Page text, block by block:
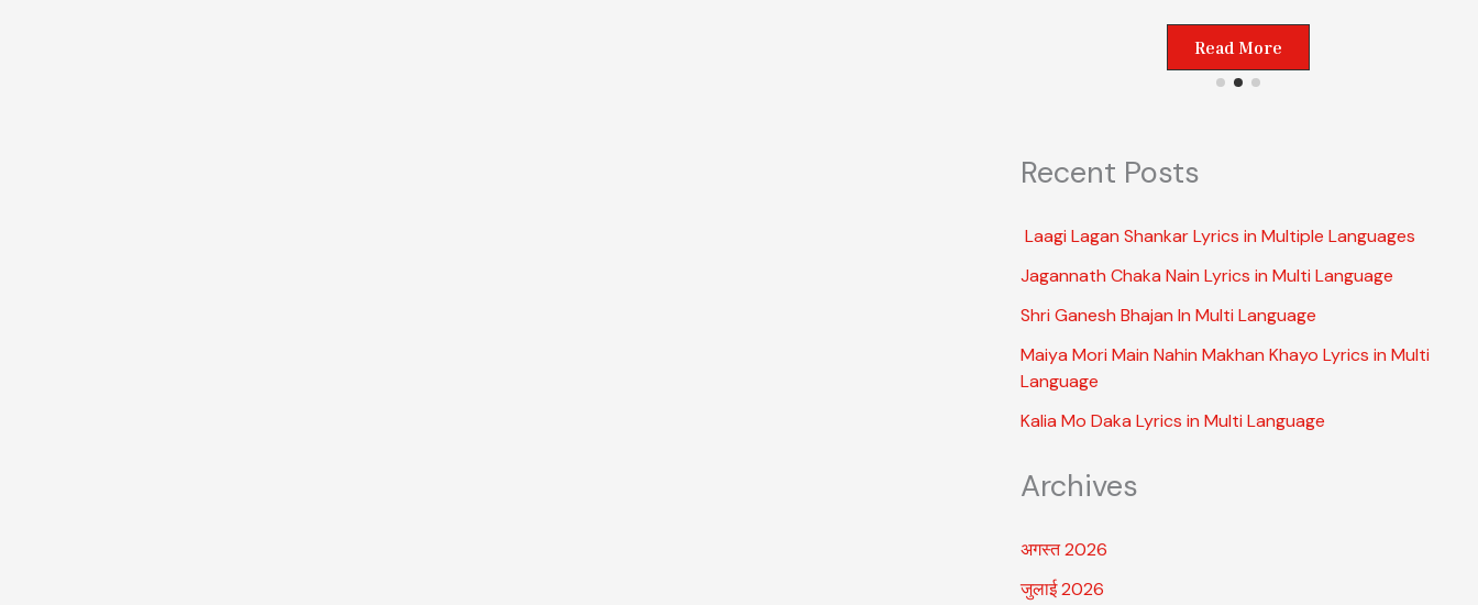
Read More
Recent Posts
Laagi Lagan Shankar Lyrics in Multiple Languages
Jagannath Chaka Nain Lyrics in Multi Language
Shri Ganesh Bhajan In Multi Language
Maiya Mori Main Nahin Makhan Khayo Lyrics in Multi
Language
Kalia Mo Daka Lyrics in Multi Language
Archives
अगस्त 2026
जुलाई 2026